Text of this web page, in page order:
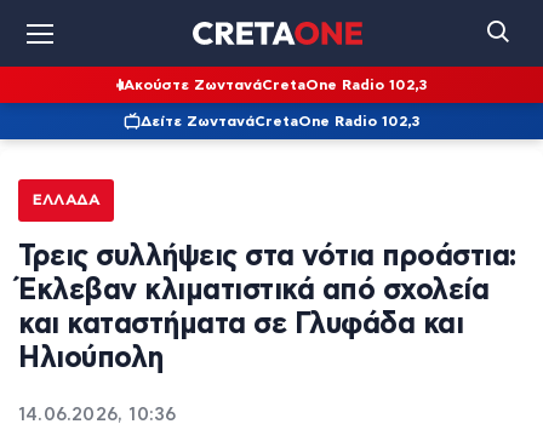
Ακούστε ΖωντανάCretaOne Radio 102,3
Δείτε ΖωντανάCretaOne Radio 102,3
ΕΛΛΆΔΑ
Τρεις συλλήψεις στα νότια προάστια:
Έκλεβαν κλιματιστικά από σχολεία
και καταστήματα σε Γλυφάδα και
Ηλιούπολη
14.06.2026, 10:36